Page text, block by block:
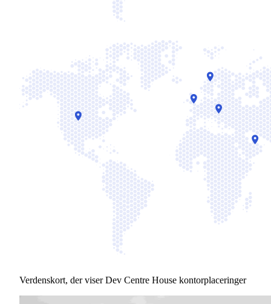
Verdenskort, der viser Dev Centre House kontorplaceringer